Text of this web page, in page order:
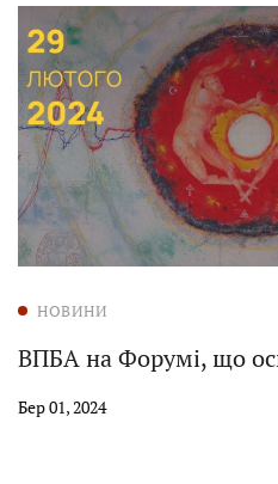
НОВИНИ
ВПБА на Форумі, що
Бер 01, 2024